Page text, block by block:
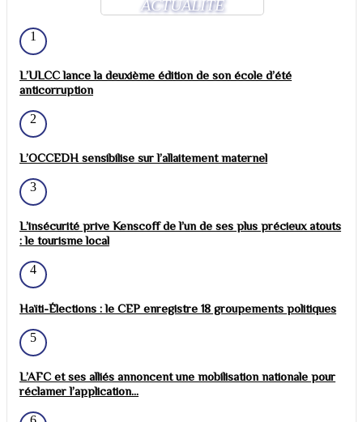
ACTUALITÉ
1
L’ULCC lance la deuxième édition de son école d’été
anticorruption
2
L’OCCEDH sensibilise sur l’allaitement maternel
3
L’insécurité prive Kenscoff de l’un de ses plus précieux atouts
: le tourisme local
4
Haïti-Élections : le CEP enregistre 18 groupements politiques
5
L’AFC et ses alliés annoncent une mobilisation nationale pour
réclamer l’application...